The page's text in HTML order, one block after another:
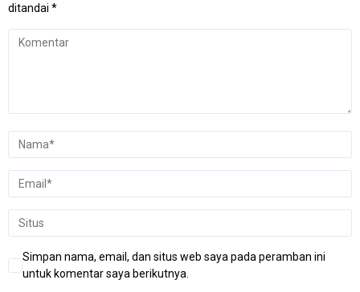
ditandai *
Simpan nama, email, dan situs web saya pada peramban ini
untuk komentar saya berikutnya.